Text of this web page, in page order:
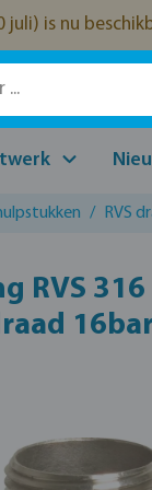
is nu
/ RVS
RVS